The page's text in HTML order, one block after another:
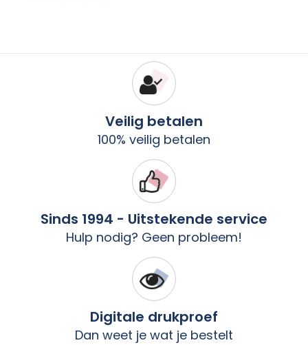
Veilig betalen
100% veilig betalen
Sinds 1994 - Uitstekende service
Hulp nodig? Geen probleem!
Digitale drukproef
Dan weet je wat je bestelt